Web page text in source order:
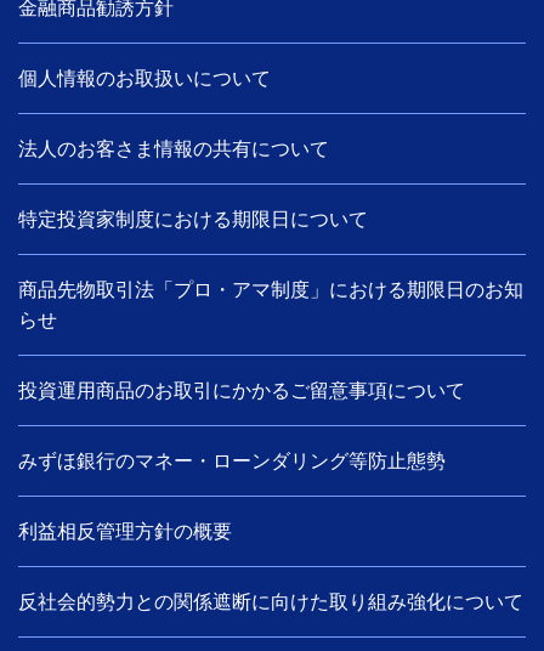
金融商品勧誘方針
個人情報のお取扱いについて
法人のお客さま情報の共有について
特定投資家制度における期限日について
商品先物取引法「プロ・アマ制度」における期限日のお知
らせ
投資運用商品のお取引にかかるご留意事項について
みずほ銀行のマネー・ローンダリング等防止態勢
利益相反管理方針の概要
反社会的勢力との関係遮断に向けた取り組み強化について